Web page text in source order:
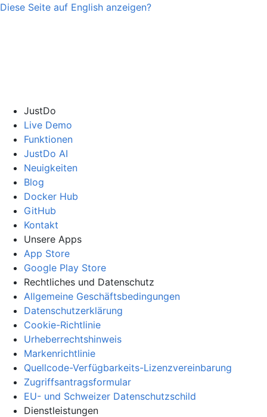
Diese Seite auf English anzeigen?
JustDo
Live Demo
Funktionen
JustDo AI
Neuigkeiten
Blog
Docker Hub
GitHub
Kontakt
Unsere Apps
App Store
Google Play Store
Rechtliches und Datenschutz
Allgemeine Geschäftsbedingungen
Datenschutzerklärung
Cookie-Richtlinie
Urheberrechtshinweis
Markenrichtlinie
Quellcode-Verfügbarkeits-Lizenzvereinbarung
Zugriffsantragsformular
EU- und Schweizer Datenschutzschild
Dienstleistungen